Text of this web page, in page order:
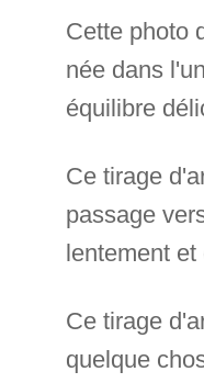
Cette photo
née dans
équilibre
Ce tirage
passage
lentement
Ce tirage
quelque